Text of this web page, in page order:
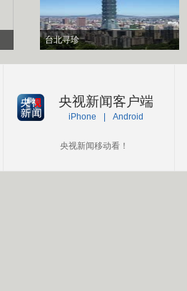
台北寻珍
央视新闻客户端
iPhone Android
央视新闻移动看！